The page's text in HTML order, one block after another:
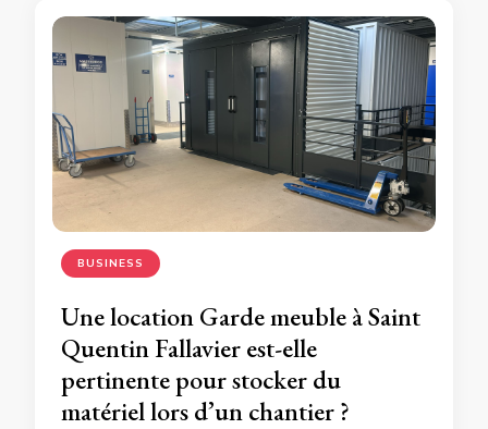
BUSINESS
Une location Garde meuble à Saint
Quentin Fallavier est-elle
pertinente pour stocker du
matériel lors d’un chantier ?